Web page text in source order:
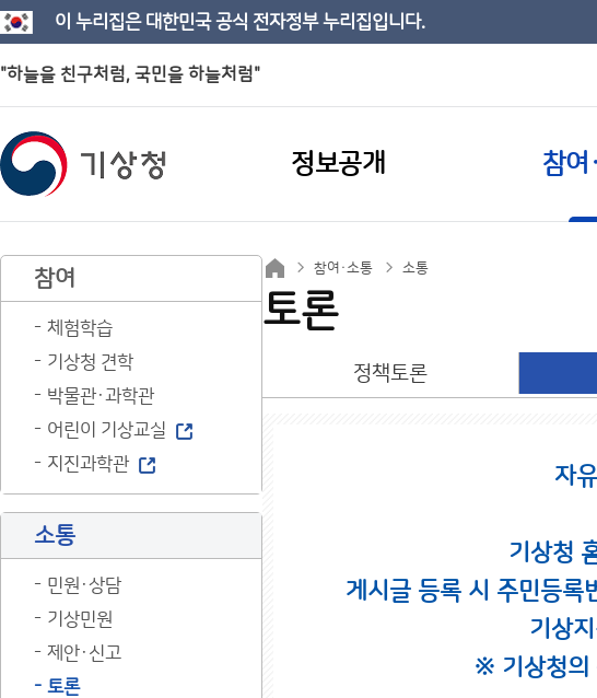
이 누리집은 대한민국 공식 전자정부 누리집입니다.
"하늘을 친구처럼, 국민을 하늘처럼"
정보공개 참여
참여
체험학습
기상청 견학
박물관·과학관
어린이 기상교실
지진과학관
소통
민원·상담
기상민원
제안·신고
토론
참여·소통 소통
토론
정책토론
자
기상청
게시글 등록 시 주민등록
기상
※ 기상청의